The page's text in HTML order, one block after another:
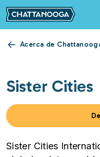
Pasar al contenido
Acerca de
Sister Cities
Sister Cities